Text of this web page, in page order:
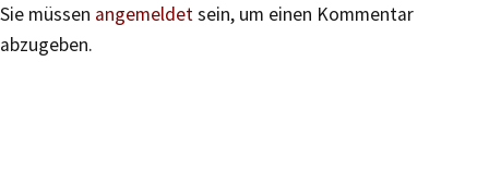
Sie müssen angemeldetsein, um einen Kommentar
abzugeben.